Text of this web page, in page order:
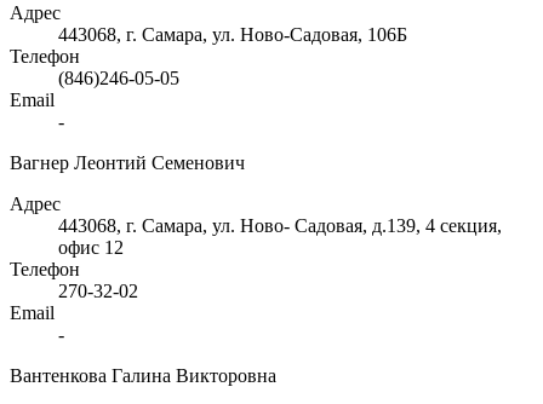
Адрес
443068, г. Самара, ул. Ново-Садовая, 106Б
Телефон
(846)246-05-05
Email
-
Вагнер Леонтий Семенович
Адрес
443068, г. Самара, ул. Ново- Садовая, д.139, 4 секция,
офис 12
Телефон
270-32-02
Email
-
Вантенкова Галина Викторовна